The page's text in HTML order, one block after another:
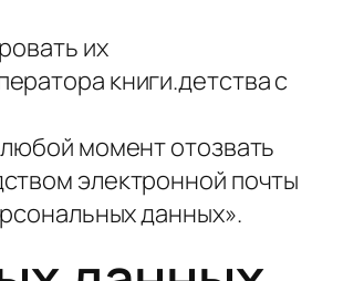
их
книги.детства с
момент отозвать
электронной почты
данных».